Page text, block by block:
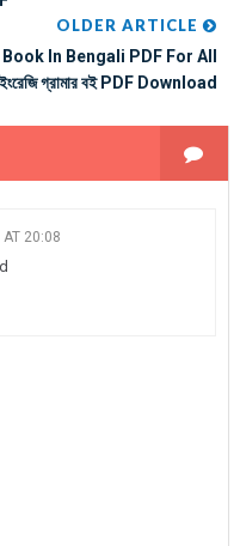
OLDER ARTICLE
In Bengali PDF For All
গ্রামার বই PDF Download
20:08